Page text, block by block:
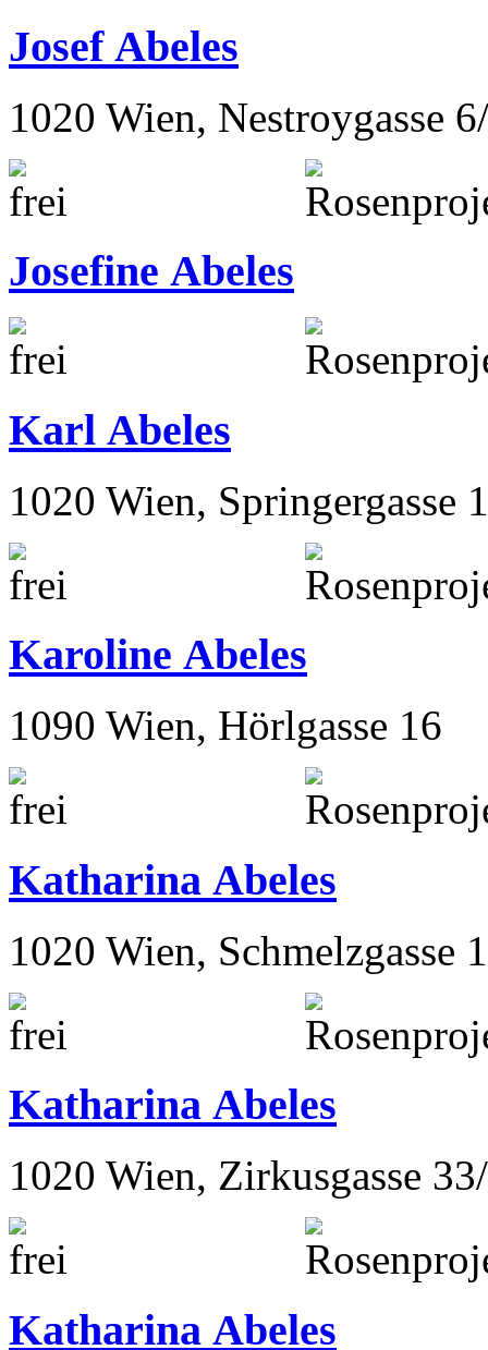
1190 Wien, Hohe Warte 32
Josef Abeles
1020 Wien, Nestroygasse
Josefine Abeles
Karl Abeles
1020 Wien, Springergasse
Karoline Abeles
1090 Wien, Hörlgasse 16
Katharina Abeles
1020 Wien, Schmelzgasse
Katharina Abeles
1020 Wien, Zirkusgasse